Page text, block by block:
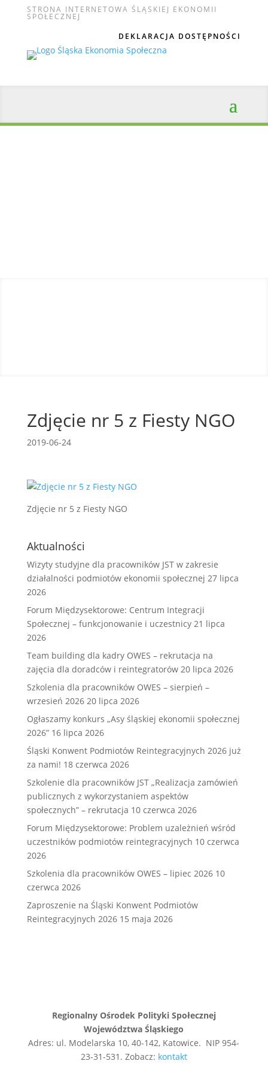
STRONA INTERNETOWA ŚLĄSKIEJ EKONOMII
SPOŁECZNEJ
DEKLARACJA DOSTĘPNOŚCI
Zdjęcie nr 5 z Fiesty NGO
2019-06-24
Zdjęcie nr 5 z Fiesty NGO
Aktualności
Wizyty studyjne dla pracowników JST w zakresie
działalności podmiotów ekonomii społecznej 27 lipca
2026
Forum Międzysektorowe: Centrum Integracji
Społecznej – funkcjonowanie i uczestnicy 21 lipca
2026
Team building dla kadry OWES – rekrutacja na
zajęcia dla doradców i reintegratorów 20 lipca 2026
Szkolenia dla pracowników OWES – sierpień –
wrzesień 2026 20 lipca 2026
Ogłaszamy konkurs „Asy śląskiej ekonomii społecznej
2026” 16 lipca 2026
Śląski Konwent Podmiotów Reintegracyjnych 2026 już
za nami! 18 czerwca 2026
Szkolenie dla pracowników JST „Realizacja zamówień
publicznych z wykorzystaniem aspektów
społecznych” – rekrutacja 10 czerwca 2026
Forum Międzysektorowe: Problem uzależnień wśród
uczestników podmiotów reintegracyjnych 10 czerwca
2026
Szkolenia dla pracowników OWES – lipiec 2026 10
czerwca 2026
Zaproszenie na Śląski Konwent Podmiotów
Reintegracyjnych 2026 15 maja 2026
Regionalny Ośrodek Polityki Społecznej
Województwa Śląskiego
Adres: ul. Modelarska 10, 40-142, Katowice. NIP 954-
23-31-531. Zobacz: kontakt